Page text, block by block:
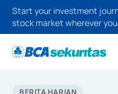
Start your investment
stock market wherever
BERITA HARIAN